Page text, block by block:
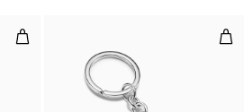
직사각형 태그 스크루볼 키 링, 스털
핸